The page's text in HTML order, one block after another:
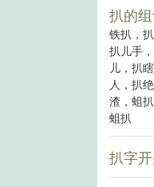
扒的
铁扒，
扒儿手
儿，扒
人，扒
渣，蛆
蛆扒
扒字